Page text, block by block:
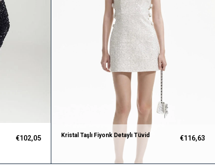
€102,05
Kristal Taşlı Fiyonk Detaylı Tüvid
Tasarım Mini Beyaz Elbise
€116,63